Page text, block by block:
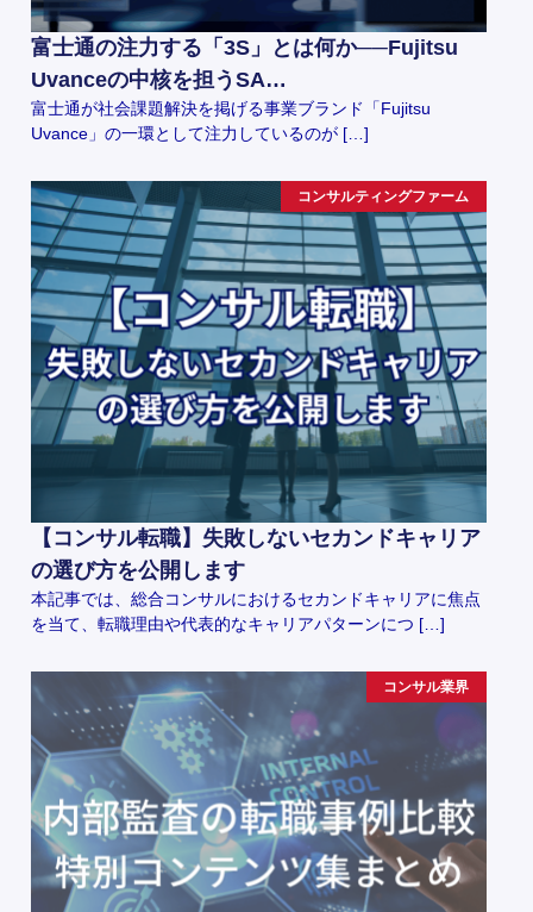
富士通の注力する「3S」とは何か──Fujitsu
Uvanceの中核を担うSA…
富士通が社会課題解決を掲げる事業ブランド「Fujitsu
Uvance」の一環として注力しているのが […]
コンサルティングファーム
【コンサル転職】失敗しないセカンドキャリア
の選び方を公開します
本記事では、総合コンサルにおけるセカンドキャリアに焦点
を当て、転職理由や代表的なキャリアパターンにつ […]
コンサル業界